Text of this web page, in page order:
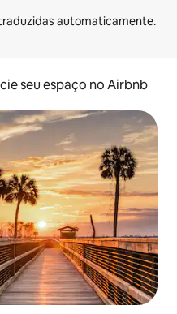
seu espaço no Airbnb